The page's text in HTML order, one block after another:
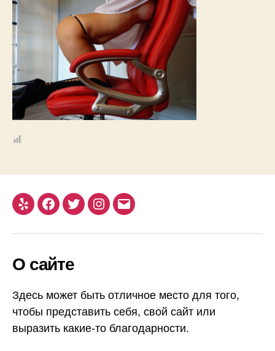
Yelp Facebook
TwitterInstagram
Email
О сайте
Здесь может быть отличное место для того,
чтобы представить себя, свой сайт или
выразить какие-то благодарности.